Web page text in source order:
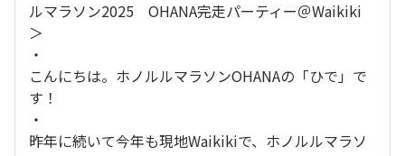
ルマラソン2025 OHANA完走パーティー＠Waikiki
＞
・
こんにちは。ホノルルマラソンOHANAの「ひで」で
す！
・
昨年に続いて今年も現地Waikikiで、ホノルルマラソ